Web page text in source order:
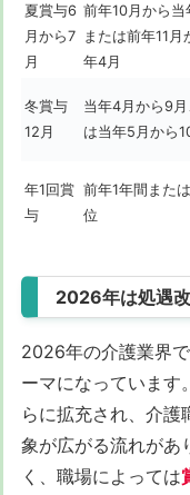
夏賞与6
月から7
月
前年10月から当
または前年11月
年4月
冬賞与
12月
当年4月から9
は当年5月から
年1回賞
与
前年1年間また
位
2026年は処遇
2026年の介護業界
ーマになっていま
らに拡充され、介護
象が広がる流れがあ
く、職場によっては